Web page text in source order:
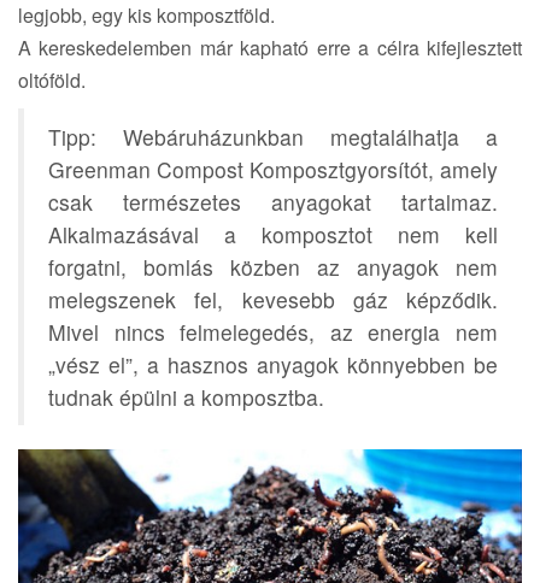
legjobb, egy kis komposztföld.
A kereskedelemben már kapható erre a célra kifejlesztett
oltóföld.
Tipp: Webáruházunkban megtalálhatja a
Greenman Compost Komposztgyorsítót, amely
csak természetes anyagokat tartalmaz.
Alkalmazásával a komposztot nem kell
forgatni, bomlás közben az anyagok nem
melegszenek fel, kevesebb gáz képződik.
Mivel nincs felmelegedés, az energia nem
„vész el”, a hasznos anyagok könnyebben be
tudnak épülni a komposztba.